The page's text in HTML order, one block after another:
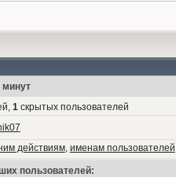
минут
1скрытых пользователей
действиям, именам пользователей
пользователей: